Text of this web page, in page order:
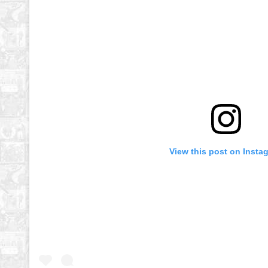
View this post on